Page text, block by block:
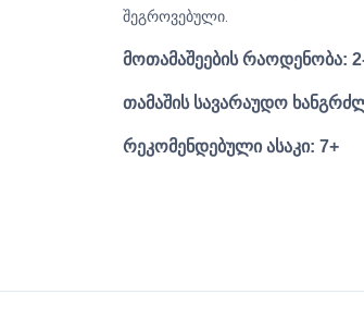
შეგროვებული.
მოთამაშეების რაოდენობა:
თამაშის სავარაუდო
რეკომენდებული ასაკი: 7+